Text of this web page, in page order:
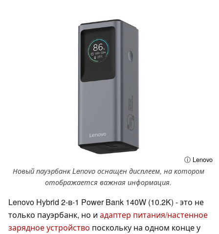
ⓘ Lenovo
Новый пауэрбанк Lenovo оснащен дисплеем, на котором
отображается важная информация.
Lenovo Hybrid 2-в-1 Power Bank 140W (10.2K) - это не
только пауэрбанк, но и адаптер питания/настенное
зарядное устройство поскольку на одном конце у